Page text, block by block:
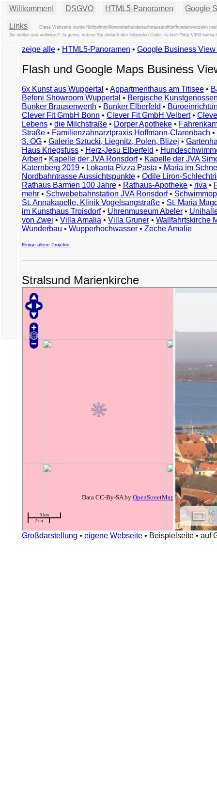
Willkommen! DSGVO HTML5-Panoramen Google
Links
Diese Webseite wurde fünfzehnmillionendreihundertachttausendfünfhundertvierzehn
Sie wollen uns verlinken? Ja gerne, nutzen Sie einfach den folgenden Code: <a href="http://
zeige alle • HTML5-Panoramen • Google Business
Flash und Google Maps Business
6x Kunst aus Wuppertal • Appartmenthaus am Titisee •
Befeni Showroom Wuppertal • Bergische
Bunker Brausenwerth • Bunker Elberfeld •
Clever Fit GmbH Bonn • Clever Fit GmbH Velbert•
Lebens • die Milchstraße • Dorper Apotheke •
Straße • Familienzahnarztpraxis Hoffmann-Clarenbach •
3. OG • Galerie Sztucki, Liegnitz, Polen, Blizej •
Haus Kriegsfuss • Herz-Jesu Elberfeld •
Arbeit• Kapelle der JVA Ronsdorf• Kapelle der JVA
Katernberg 2019 • Lokanta Pizza Pasta • Maria im
Nordbahntrasse Aussichtspunkte • Odile Liron-
Rathaus Barmen 100 Jahre • Rathaus-Apotheke • riva •
mehr • Schwebebahnstation JVA Ronsdorf•
St. Annakapelle, Klinik Vogelsangstraße • St. Maria
im Kunsthaus Troisdorf• Uhrenmuseum Abeler •
von Zwei • Villa Amalia • Villa Gruner • Wallfahrtskirche
Wunderbau • Wupperhochwasser • Zeche Amalie
Einige ältere Projekte
Stralsund Marienkirche
Großdarstellung • eigene Webseite • Beispielseite • auf